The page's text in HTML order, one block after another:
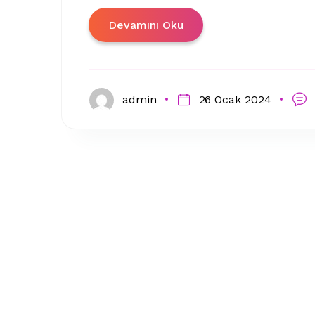
Devamını Oku
admin 26 Ocak 2024